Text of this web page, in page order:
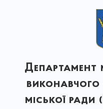
Департамент
виконавчого
міської ради